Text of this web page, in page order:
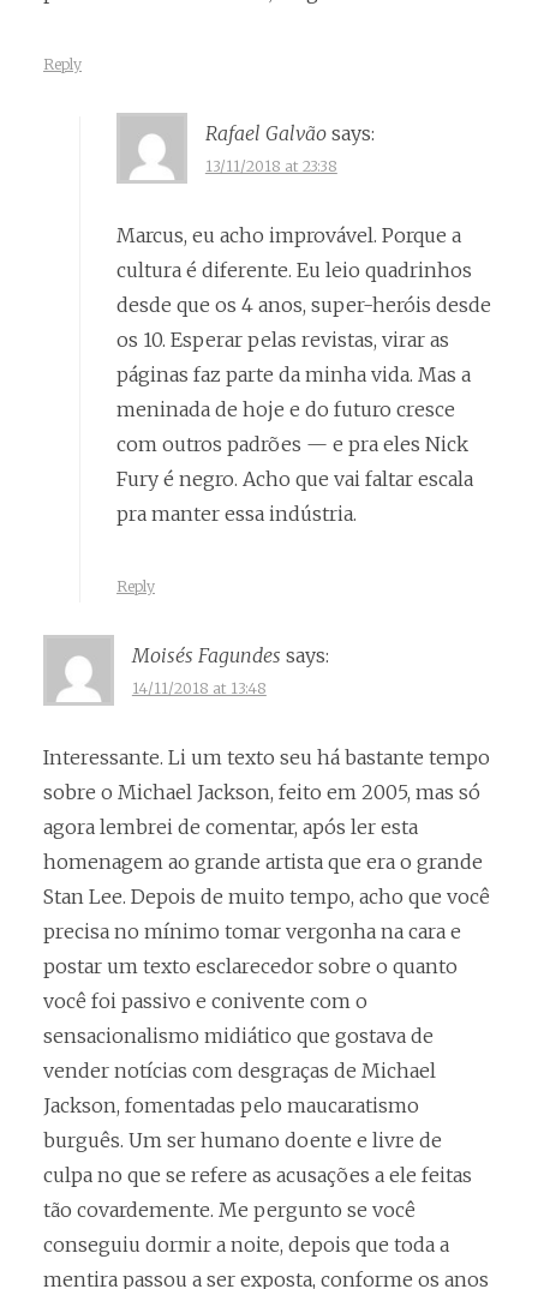
Reply
Rafael Galvão says:
13/11/2018 at 23:38
Marcus, eu acho improvável. Porque a
cultura é diferente. Eu leio quadrinhos
desde que os 4 anos, super-heróis desde
os 10. Esperar pelas revistas, virar as
páginas faz parte da minha vida. Mas a
meninada de hoje e do futuro cresce
com outros padrões — e pra eles Nick
Fury é negro. Acho que vai faltar escala
pra manter essa indústria.
Reply
Moisés Fagundes says:
14/11/2018 at 13:48
Interessante. Li um texto seu há bastante tempo
sobre o Michael Jackson, feito em 2005, mas só
agora lembrei de comentar, após ler esta
homenagem ao grande artista que era o grande
Stan Lee. Depois de muito tempo, acho que você
precisa no mínimo tomar vergonha na cara e
postar um texto esclarecedor sobre o quanto
você foi passivo e conivente com o
sensacionalismo midiático que gostava de
vender notícias com desgraças de Michael
Jackson, fomentadas pelo maucaratismo
burguês. Um ser humano doente e livre de
culpa no que se refere as acusações a ele feitas
tão covardemente. Me pergunto se você
conseguiu dormir a noite, depois que toda a
mentira passou a ser exposta, conforme os anos